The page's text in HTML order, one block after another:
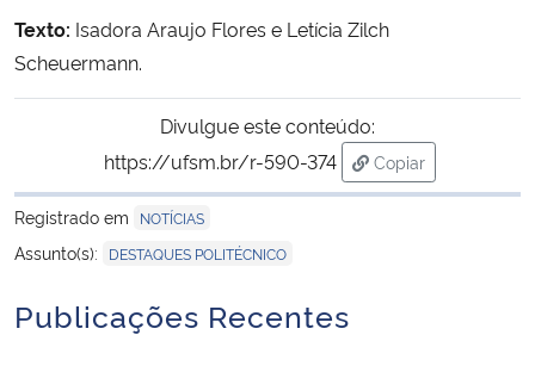
Texto: Isadora Araujo Flores e Letícia Zilch
Scheuermann.
Divulgue este conteúdo:
https://ufsm.br/r-590-374
Copiar
para área de
Registrado em
NOTÍCIAS
Assunto(s): DESTAQUES POLITÉCNICO
Publicações Recentes